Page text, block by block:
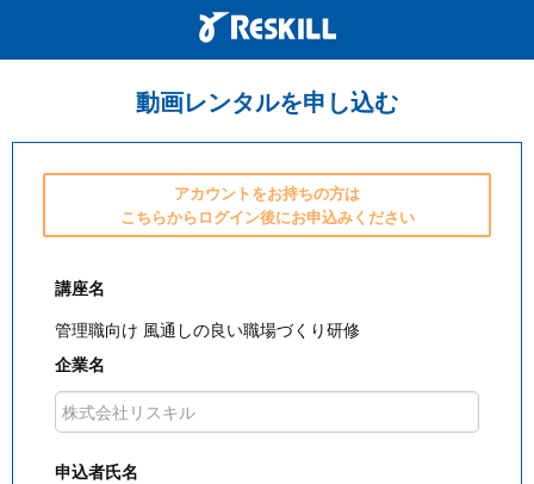
動画レンタルを申し込む
アカウントをお持ちの方は
こちらからログイン後にお申込みください
講座名
管理職向け 風通しの良い職場づくり研修
企業名
申込者氏名